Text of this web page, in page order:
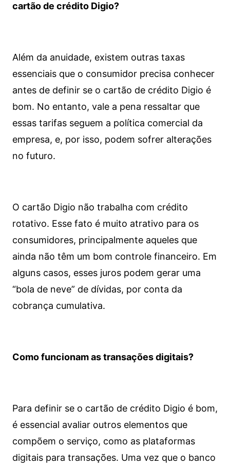
cartão de crédito Digio?
Além da anuidade, existem outras taxas
essenciais que o consumidor precisa conhecer
antes de definir se o cartão de crédito Digio é
bom. No entanto, vale a pena ressaltar que
essas tarifas seguem a política comercial da
empresa, e, por isso, podem sofrer alterações
no futuro.
O cartão Digio não trabalha com crédito
rotativo. Esse fato é muito atrativo para os
consumidores, principalmente aqueles que
ainda não têm um bom controle financeiro. Em
alguns casos, esses juros podem gerar uma
“bola de neve” de dívidas, por conta da
cobrança cumulativa.
Como funcionam as transações digitais?
Para definir se o cartão de crédito Digio é bom,
é essencial avaliar outros elementos que
compõem o serviço, como as plataformas
digitais para transações. Uma vez que o banco